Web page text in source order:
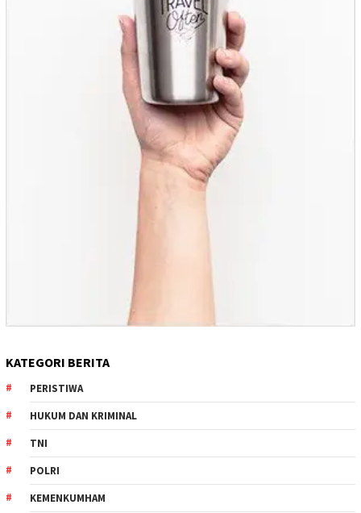
KATEGORI BERITA
PERISTIWA
HUKUM DAN KRIMINAL
TNI
POLRI
KEMENKUMHAM